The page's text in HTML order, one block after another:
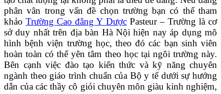
phân vân trong vấn đề chọn trường bạn có thể tham
khảoTrường Cao đẳng Y DượcPasteur – Trường là cơ
sở duy nhất trên địa bàn Hà Nội hiện nay áp dụng mô
hình bệnh viện trường học, theo đó các bạn sinh viên
hoàn toàn có thể yên tâm theo học tại ngôi trường này.
Bên cạnh việc đào tạo kiến thức và kỹ năng chuyên
ngành theo giáo trình chuẩn của Bộ y tế dưới sự hướng
dẫn của các thầy cô giỏi chuyên môn giàu kinh nghiệm,